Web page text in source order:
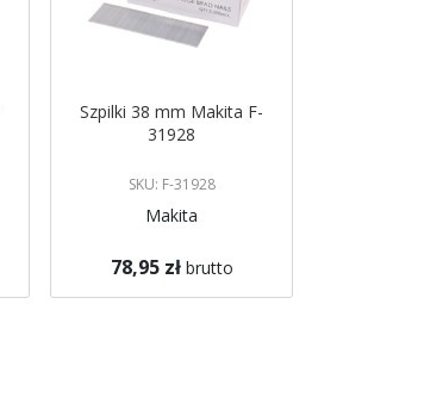
Szpilki 38 mm Makita F-
31928
SKU: F-31928
Makita
78,95 zł brutto